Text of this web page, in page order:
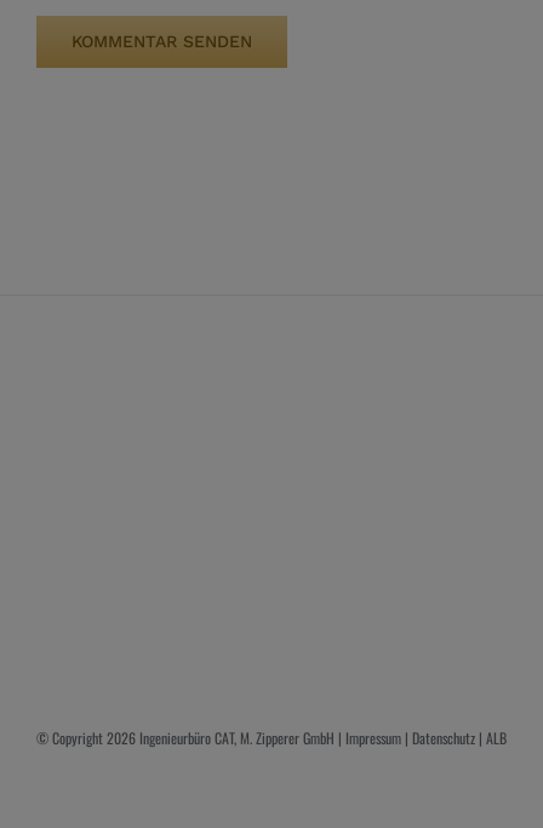
© Copyright2026 Ingenieurbüro CAT, M. Zipperer GmbH | Impressum | Datenschutz | ALB